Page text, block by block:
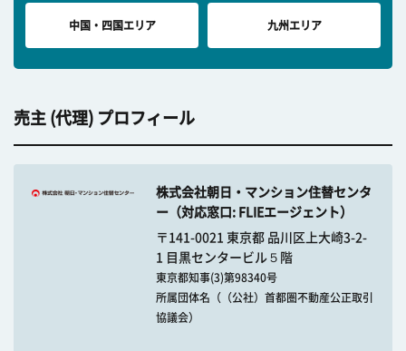
中国・四国エリア 九州エリア
売主 (代理) プロフィール
株式会社朝日・マンション住替センタ
ー（対応窓口: FLIEエージェント）
〒141-0021 東京都 品川区上大崎3-2-
1 目黒センタービル５階
東京都知事(3)第98340号
所属団体名（（公社）首都圏不動産公正取引
協議会）